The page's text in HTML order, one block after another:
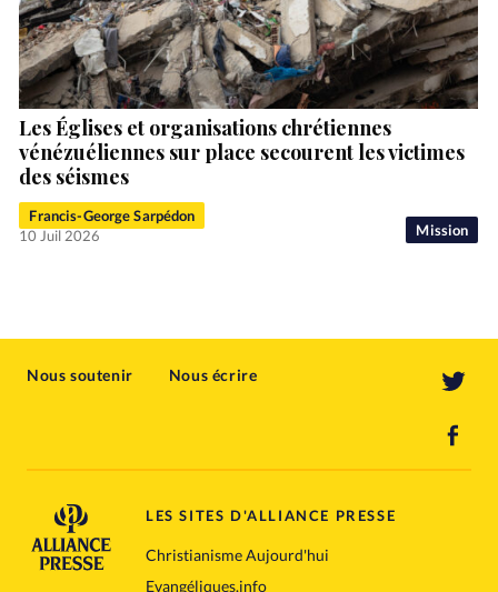
Mission
Les Églises et organisations chrétiennes
vénézuéliennes sur place secourent les victimes
des séismes
Francis-George Sarpédon
10 Juil 2026
Nous soutenir Nous écrire
LES SITES D'ALLIANCE PRESSE
Christianisme Aujourd'hui
Evangéliques.info